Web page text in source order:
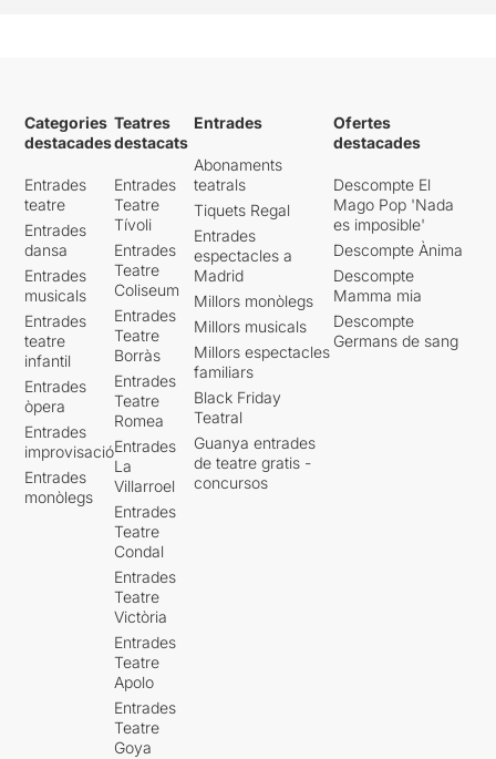
Categories
destacades
Entrades
teatre
Entrades
dansa
Entrades
musicals
Entrades
teatre
infantil
Entrades
òpera
Entrades
improvisació
Entrades
monòlegs
Teatres
destacats
Entrades
Teatre
Tívoli
Entrades
Teatre
Coliseum
Entrades
Teatre
Borràs
Entrades
Teatre
Romea
Entrades
La
Villarroel
Entrades
Teatre
Condal
Entrades
Teatre
Victòria
Entrades
Teatre
Apolo
Entrades
Teatre
Goya
Entrades
Abonaments
teatrals
Tiquets Regal
Entrades
espectacles a
Madrid
Millors monòlegs
Millors musicals
Millors espectacles
familiars
Black Friday
Teatral
Guanya entrades
de teatre gratis -
concursos
Ofertes
destacades
Descompte El
Mago Pop 'Nada
es imposible'
Descompte Ànima
Descompte
Mamma mia
Descompte
Germans de sang